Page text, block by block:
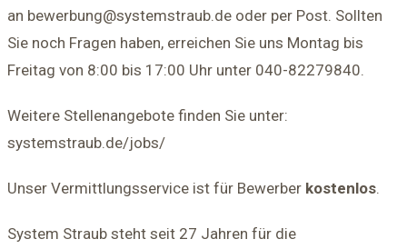
an bewerbung@systemstraub.de oder per Post. Sollten
Sie noch Fragen haben, erreichen Sie uns Montag bis
Freitag von 8:00 bis 17:00 Uhr unter 040-82279840.
Weitere Stellenangebote finden Sie unter:
systemstraub.de/jobs/
Unser Vermittlungsservice ist für Bewerber kostenlos.
System Straub steht seit 27 Jahren für die